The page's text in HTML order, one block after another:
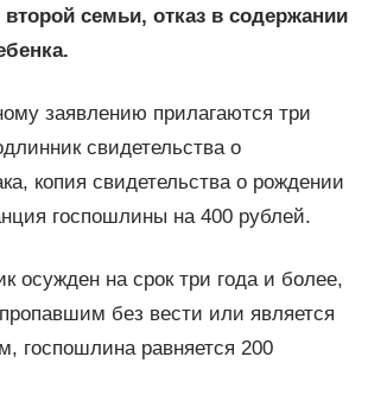
второй семьи, отказ в содержании
заявлению прилагаются три
свидетельства о
копия свидетельства о рождении
госпошлины на 400 рублей.
осужден на срок три года и более,
без вести или является
госпошлина равняется 200